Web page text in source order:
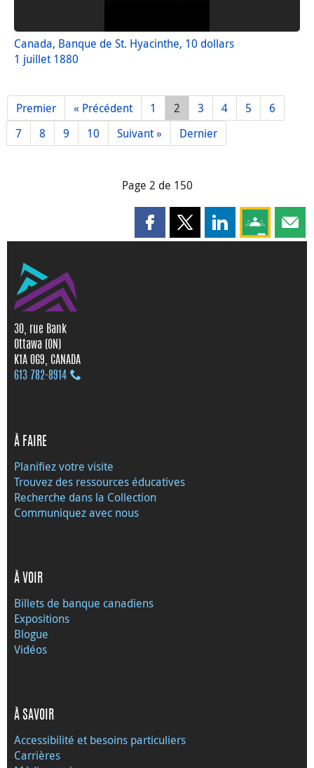
Canada, Banque de St. Hyacinthe, 10 dollars
1 juillet 1880
Premier « Précédent 1 2 3 4 5
6
7
8 9 10 Suivant » Dernier
Page 2 de 150
Partager cette page sur
Partager cette page sur X
Partager cette
Partagez
30, rue Bank
Ottawa (ON)
K1A 0G9, CANADA
613 782‑8914
À FAIRE
Planifiez votre visite
Trouvez des ressources éducatives
Recherche dans la Collection
Communiquez avec nous
À VOIR
Billets de banque canadiens
Expositions
Blogue
Vidéos
À SAVOIR
Accessibilité et besoins particuliers
Carrières